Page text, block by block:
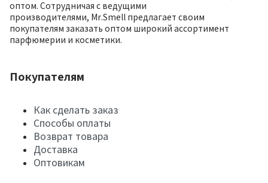
оптом. Сотрудничая с ведущими
производителями, Mr.Smell предлагает своим
покупателям заказать оптом широкий ассортимент
парфюмерии и косметики.
Покупателям
Как сделать заказ
Способы оплаты
Возврат товара
Доставка
Оптовикам